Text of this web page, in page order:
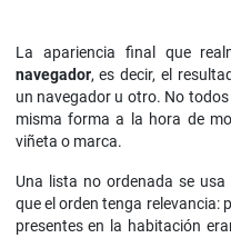
La apariencia final que
navegador, es decir, el
un navegador u otro. No
misma forma a la hora de
viñeta o marca.
Una lista no ordenada se
que el orden tenga relevancia:
presentes en la habitación